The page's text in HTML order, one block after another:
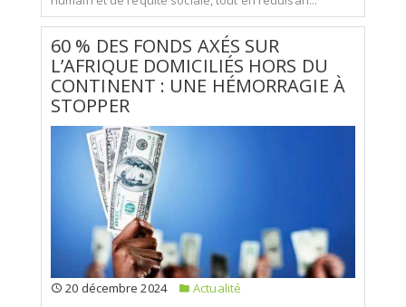
60 % DES FONDS AXÉS SUR
L’AFRIQUE DOMICILIÉS HORS DU
CONTINENT : UNE HÉMORRAGIE À
STOPPER
20 décembre 2024
Actualité